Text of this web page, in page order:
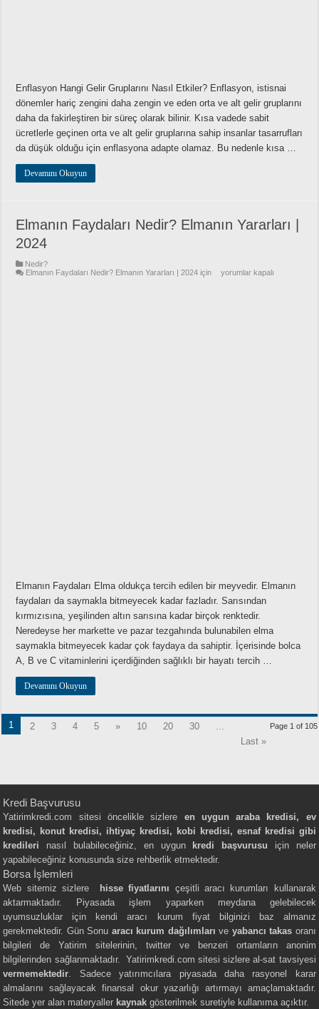
Enflasyon Hangi Gelir Gruplarını Nasıl Etkiler? Enflasyon, istisnai
dönemler hariç zengini daha zengin ve eden orta ve alt gelir gruplarını
daha da fakirleştiren bir süreç olarak bilinir. Kısa vadede sabit
ücretlerle geçinen orta ve alt gelir gruplarına sahip insanlar tasarrufları
da düşük olduğu için enflasyona adapte olamaz. Bu nedenle kısa …
Devamını Okuyun
Elmanın Faydaları Nedir? Elmanın Yararları |
2024
Nedir?
Elmanın Faydaları Nedir? Elmanın Yararları | 2024 için
yorumlar kapalı
Elmanın Faydaları Elma oldukça tercih edilen bir meyvedir. Elmanın
faydaları da saymakla bitmeyecek kadar fazladır. Sarısından
kırmızısına, yeşilinden altın sarısına kadar birçok renktedir.
Neredeyse her markette ve pazar tezgahında bulunabilen elma
saymakla bitmeyecek kadar çok faydaya da sahiptir. İçerisinde bolca
A, B ve C vitaminlerini içerdiğinden sağlıklı bir hayatı tercih …
Devamını Okuyun
Page 1 of 105
1 2 3 4 5 » 10 20 30
...
Last »
Kredi Başvurusu
Yatirimkredi.com sitesi öncelikle sizlere en uygun araba kredisi, ev
kredisi, konut kredisi, ihtiyaç kredisi, kobi kredisi, esnaf kredisi gibi
kredileri nasıl bulabileceğiniz, en uygun kredi başvurusu için neler
yapabileceğiniz konusunda size rehberlik etmektedir.
Borsa İşlemleri
Web sitemiz sizlere hisse fiyatlarını çeşitli aracı kurumları kullanarak
aktarmaktadır. Piyasada işlem yaparken meydana gelebilecek
uyumsuzluklar için kendi aracı kurum fiyat bilginizi baz almanız
gerekmektedir. Gün Sonu aracı kurum dağılımları ve yabancı takas oranı
bilgileri de Yatirim sitelerinin, twitter ve benzeri ortamların anonim
bilgilerinden sağlanmaktadır. Yatirimkredi.com sitesi sizlere al-sat tavsiyesi
vermemektedir. Sadece yatırımcılara piyasada daha rasyonel karar
almalarını sağlayacak finansal okur yazarlığı artırmayı amaçlamaktadır.
Sitede yer alan materyaller kaynak gösterilmek suretiyle kullanıma açıktır.